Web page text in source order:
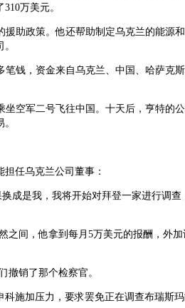
万美元。
助政策。他还帮助制定乌克兰的能源
钱，资金来自乌克兰、中国、哈萨克
空军二号飞往中国。十天后，亨特的公
任乌克兰公司董事：
成是我，我将开始对拜登一家进行调查
之间，他拿到每月5万美元的报酬，外加
撤销了那个检察官。
施加压力，要求罢免正在调查布瑞斯